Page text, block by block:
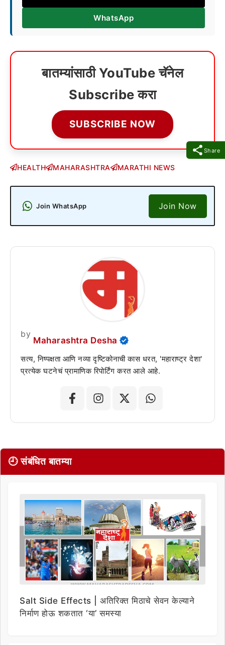
Share
WhatsApp
बातम्यांसाठी YouTube चॅनेल
Subscribe करा
SUBSCRIBE NOW
HEALTH MAHARASHTRA MARATHI NEWS
Join WhatsApp Join Now
by
Maharashtra Desha
सत्य, निष्पक्षता आणि नव्या दृष्टिकोनाची कास धरत, 'महाराष्ट्र देशा'
प्रत्येक घटनेचं प्रामाणिक रिपोर्टिंग करत आले आहे.
🕘 संबंधित बातम्या
Salt Side Effects | अतिरिक्त मिठाचे सेवन केल्याने
निर्माण होऊ शकतात ‘या’ समस्या